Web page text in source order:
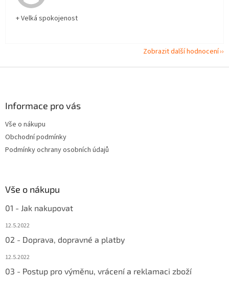
+ Velká spokojenost
Zobrazit další hodnocení
Informace pro vás
Vše o nákupu
Obchodní podmínky
Podmínky ochrany osobních údajů
Vše o nákupu
01 - Jak nakupovat
12.5.2022
02 - Doprava, dopravné a platby
12.5.2022
03 - Postup pro výměnu, vrácení a reklamaci zboží